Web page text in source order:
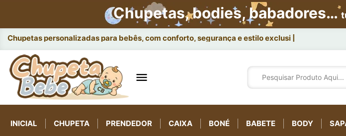
Chupetas, bodies, babadores…
Chupetas personalizadas para bebês, com conforto, segurança e estilo exclusivo.

INICIAL CHUPETA PRENDEDOR CAIXA BONÉ BABETE BODY